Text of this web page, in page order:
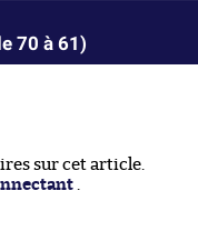
70 à 61)
sur cet article.
.